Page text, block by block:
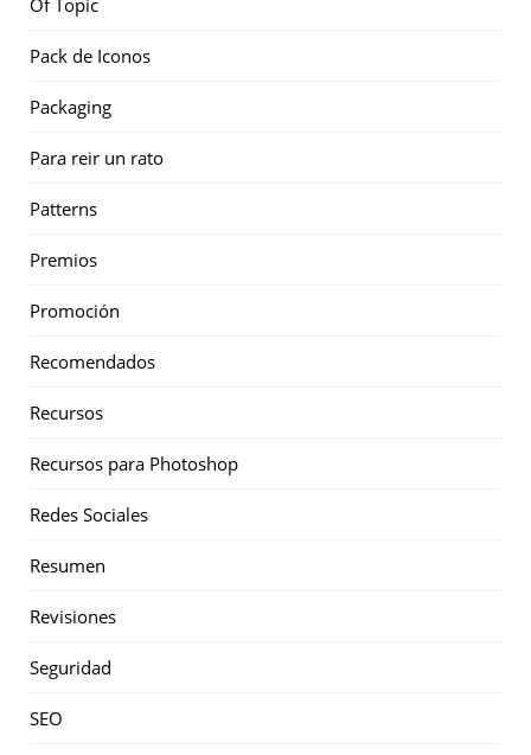
Pack de Iconos
Packaging
Para reir un rato
Patterns
Premios
Promoción
Recomendados
Recursos
Recursos para Photoshop
Redes Sociales
Resumen
Revisiones
Seguridad
SEO